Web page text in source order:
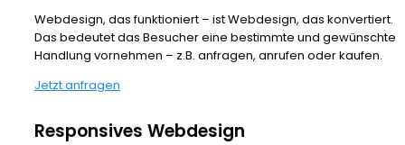
Webdesign, das funktioniert – ist Webdesign, das konvertiert.
Das bedeutet das Besucher eine bestimmte und gewünschte
Handlung vornehmen – z.B. anfragen, anrufen oder kaufen.
Jetzt anfragen
Responsives Webdesign